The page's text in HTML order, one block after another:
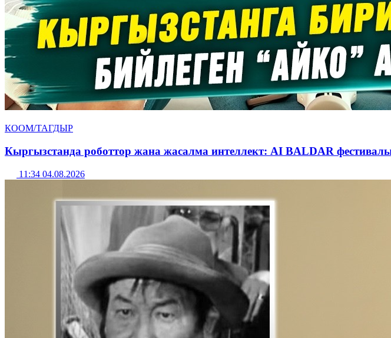
КООМ/ТАГДЫР
Кыргызстанда роботтор жана жасалма интеллект: AI BALDAR
11:34 04.08.2026